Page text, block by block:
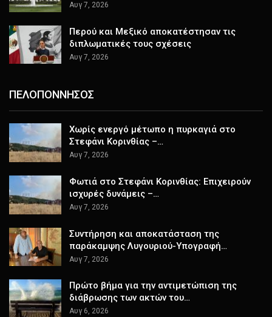
Αυγ 7, 2026
Περού και Μεξικό αποκατέστησαν τις
διπλωματικές τους σχέσεις
Αυγ 7, 2026
ΠΕΛΟΠΟΝΝΗΣΟΣ
Χωρίς ενεργό μέτωπο η πυρκαγιά στο
Στεφάνι Κορινθίας –…
Αυγ 7, 2026
Φωτιά στο Στεφάνι Κορινθίας: Επιχειρούν
ισχυρές δυνάμεις –…
Αυγ 7, 2026
Συντήρηση και αποκατάσταση της
παράκαμψης Λυγουριού-Υπογραφή…
Αυγ 7, 2026
Πρώτο βήμα για την αντιμετώπιση της
διάβρωσης των ακτών του…
Αυγ 6, 2026